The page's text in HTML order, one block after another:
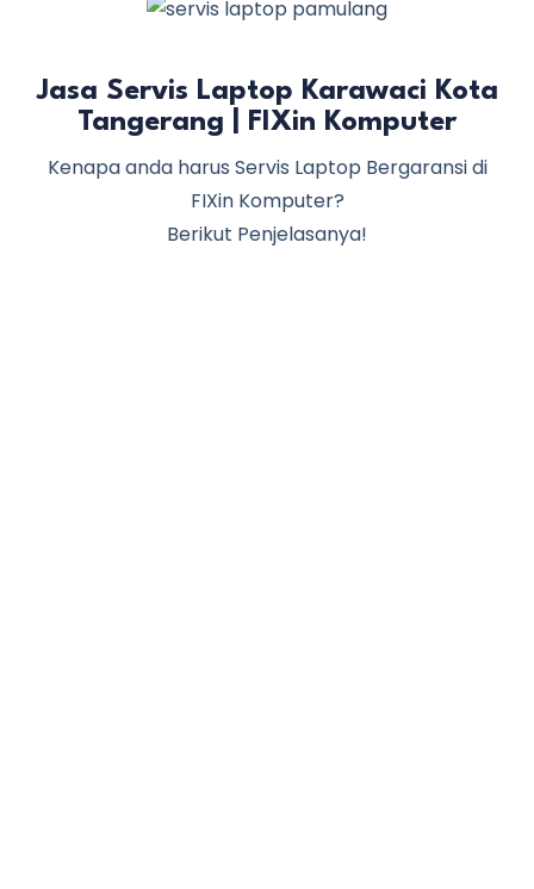
Jasa Servis Laptop Karawaci Kota
Tangerang | FIXin Komputer
Kenapa anda harus Servis Laptop Bergaransi di
FIXin Komputer?
Berikut Penjelasanya!